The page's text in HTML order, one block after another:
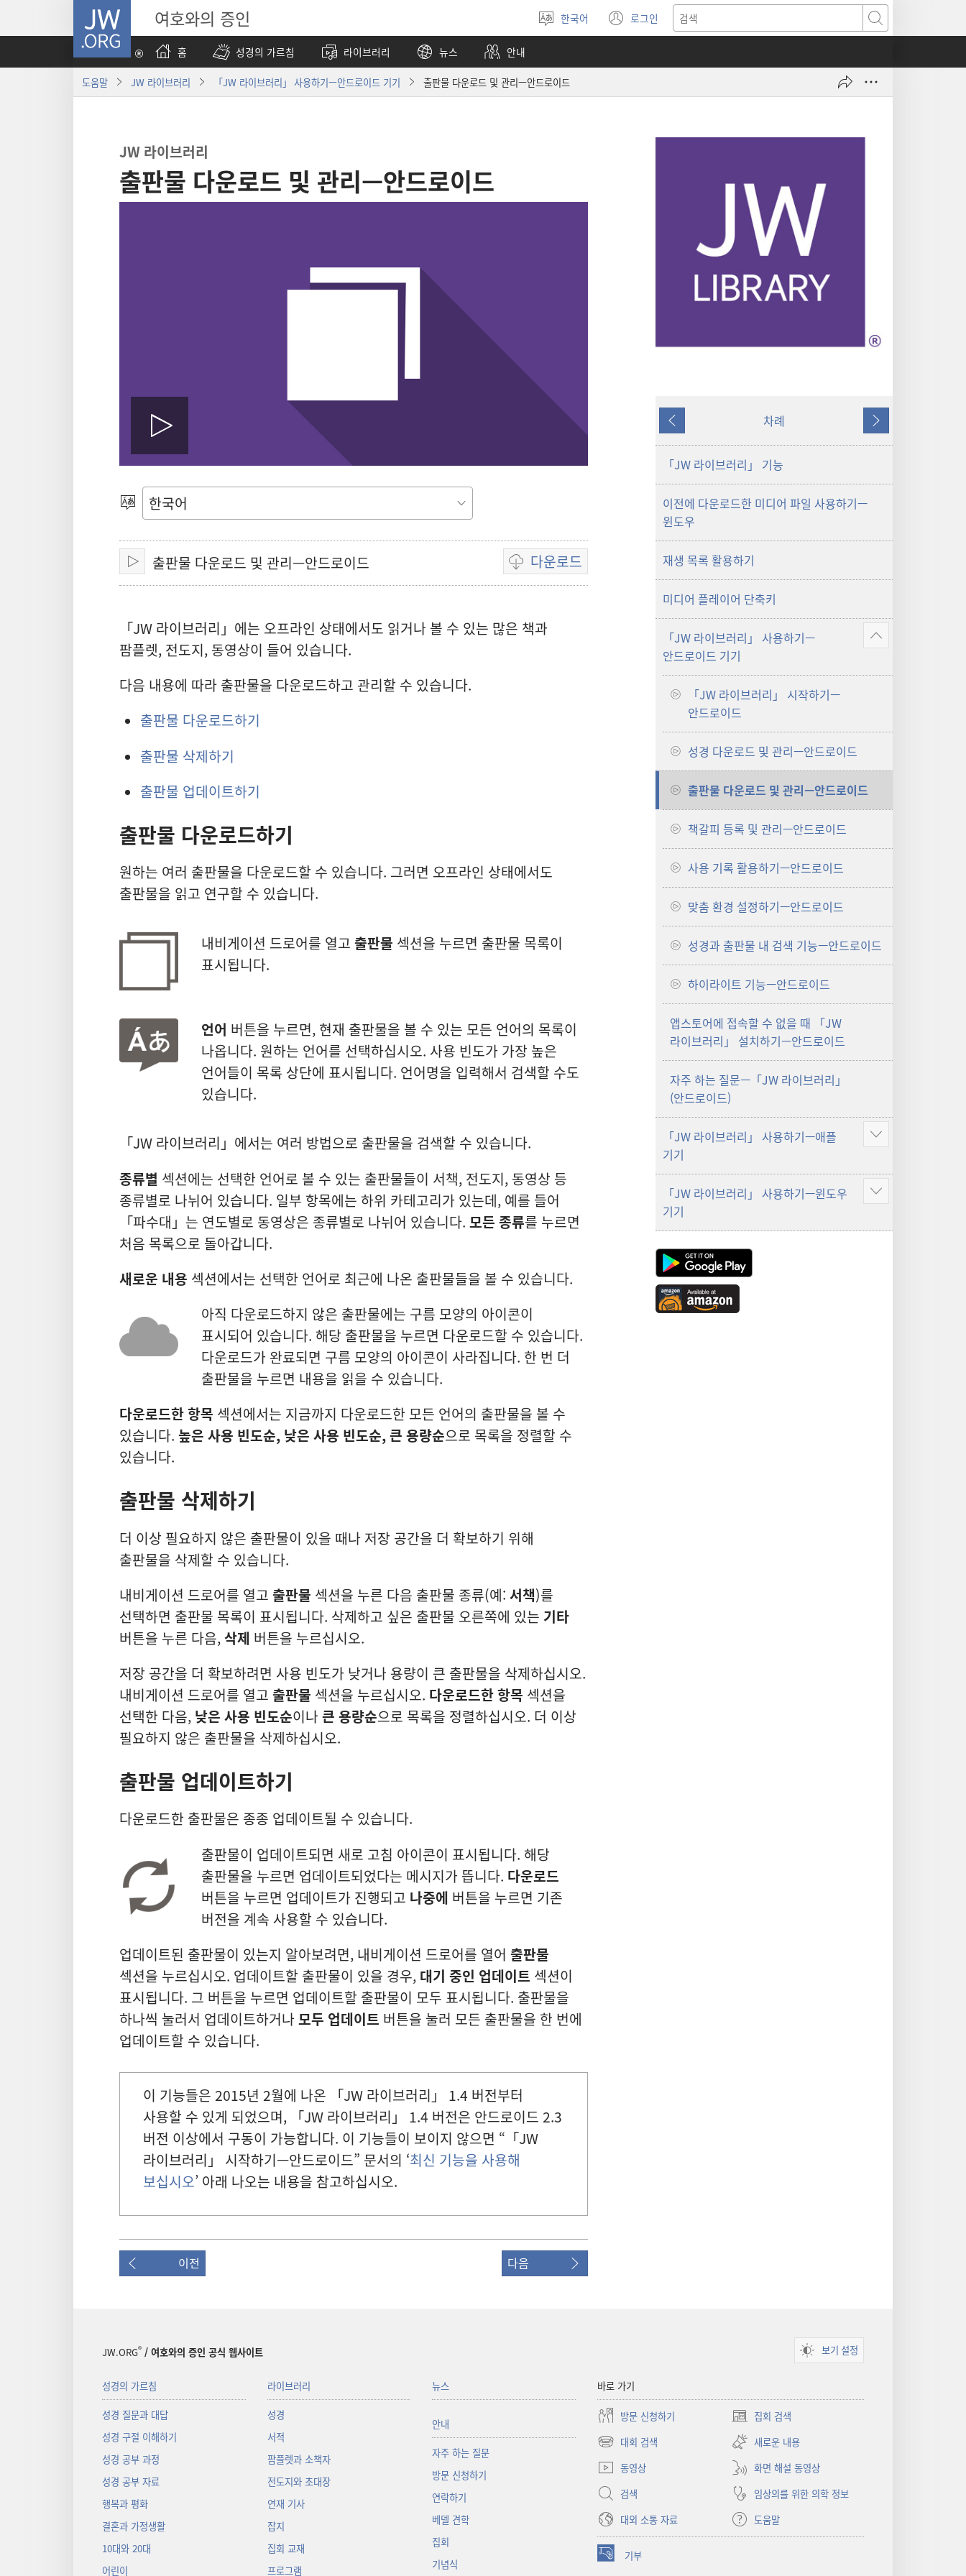
JW.ORG 여호와의 증인
언어
선택
한국어 로그인
(새로운
창
검색
홈
성경의 가르침 라이브러리 뉴스 안내
도움말 JW 라이브러리 「JW 라이브러리」 사용하기—안드로이드 기기 출판물 다운로드 및 관리—안드로이드
JW 라이브러리
출판물 다운로드 및 관리—안드로이드
동
영
상
생
하
기
언어
선택
재생출판물 다운로드 및 관리—안드로이드 다운로드
동영상
「JW 라이브러리」에는 오프라인 상태에서도 읽거나 볼 수 있는 많은 책과
팜플렛, 전도지, 동영상이 들어 있습니다.
다음 내용에 따라 출판물을 다운로드하고 관리할 수 있습니다.
출판물 다운로드하기
출판물 삭제하기
출판물 업데이트하기
출판물 다운로드하기
원하는 여러 출판물을 다운로드할 수 있습니다. 그러면 오프라인 상태에서도
출판물을 읽고 연구할 수 있습니다.
내비게이션 드로어를 열고 출판물 섹션을 누르면 출판물 목록이
표시됩니다.
언어 버튼을 누르면, 현재 출판물을 볼 수 있는 모든 언어의 목록이
나옵니다. 원하는 언어를 선택하십시오. 사용 빈도가 가장 높은
언어들이 목록 상단에 표시됩니다. 언어명을 입력해서 검색할 수도
있습니다.
「JW 라이브러리」에서는 여러 방법으로 출판물을 검색할 수 있습니다.
종류별 섹션에는 선택한 언어로 볼 수 있는 출판물들이 서책, 전도지, 동영상 등
종류별로 나뉘어 있습니다. 일부 항목에는 하위 카테고리가 있는데, 예를 들어
「파수대」는 연도별로 동영상은 종류별로 나뉘어 있습니다. 모든 종류를 누르면
처음 목록으로 돌아갑니다.
새로운 내용 섹션에서는 선택한 언어로 최근에 나온 출판물들을 볼 수 있습니다.
아직 다운로드하지 않은 출판물에는 구름 모양의 아이콘이
표시되어 있습니다. 해당 출판물을 누르면 다운로드할 수 있습니다.
다운로드가 완료되면 구름 모양의 아이콘이 사라집니다. 한 번 더
출판물을 누르면 내용을 읽을 수 있습니다.
다운로드한 항목 섹션에서는 지금까지 다운로드한 모든 언어의 출판물을 볼 수
있습니다. 높은 사용 빈도순, 낮은 사용 빈도순, 큰 용량순으로 목록을 정렬할 수
있습니다.
출판물 삭제하기
더 이상 필요하지 않은 출판물이 있을 때나 저장 공간을 더 확보하기 위해
출판물을 삭제할 수 있습니다.
내비게이션 드로어를 열고 출판물 섹션을 누른 다음 출판물 종류(예: 서책)를
선택하면 출판물 목록이 표시됩니다. 삭제하고 싶은 출판물 오른쪽에 있는 기타
버튼을 누른 다음,삭제 버튼을 누르십시오.
저장 공간을 더 확보하려면 사용 빈도가 낮거나 용량이 큰 출판물을 삭제하십시오.
내비게이션 드로어를 열고 출판물 섹션을 누르십시오. 다운로드한 항목 섹션을
선택한 다음, 낮은 사용 빈도순이나큰 용량순으로 목록을 정렬하십시오. 더 이상
필요하지 않은 출판물을 삭제하십시오.
출판물 업데이트하기
다운로드한 출판물은 종종 업데이트될 수 있습니다.
출판물이 업데이트되면 새로 고침 아이콘이 표시됩니다. 해당
출판물을 누르면 업데이트되었다는 메시지가 뜹니다. 다운로드
버튼을 누르면 업데이트가 진행되고 나중에 버튼을 누르면 기존
버전을 계속 사용할 수 있습니다.
업데이트된 출판물이 있는지 알아보려면, 내비게이션 드로어를 열어 출판물
섹션을 누르십시오. 업데이트할 출판물이 있을 경우, 대기 중인 업데이트 섹션이
표시됩니다. 그 버튼을 누르면 업데이트할 출판물이 모두 표시됩니다. 출판물을
하나씩 눌러서 업데이트하거나모두 업데이트 버튼을 눌러 모든 출판물을 한 번에
업데이트할 수 있습니다.
이 기능들은 2015년 2월에 나온 「JW 라이브러리」 1.4 버전부터
사용할 수 있게 되었으며, 「JW 라이브러리」 1.4 버전은 안드로이드 2.3
버전 이상에서 구동이 가능합니다. 이 기능들이 보이지 않으면 “「JW
라이브러리」 시작하기—안드로이드” 문서의 ‘최신 기능을 사용해
보십시오’ 아래 나오는 내용을 참고하십시오.
이전 다음
이전 차례 다음
「JW 라이브러리」 기능
이전에 다운로드한 미디어 파일 사용하기—
윈도우
재생 목록 활용하기
미디어 플레이어 단축키
「JW 라이브러리」 사용하기—
안드로이드 기기
더
「JW 라이브러리」 시작하기—
안드로이드
성경 다운로드 및 관리—안드로이드
출판물 다운로드 및 관리—안드로이드
책갈피 등록 및 관리—안드로이드
사용 기록 활용하기—안드로이드
맞춤 환경 설정하기—안드로이드
성경과 출판물 내 검색 기능—안드로이드
하이라이트 기능—안드로이드
앱스토어에 접속할 수 없을 때 「JW
라이브러리」 설치하기—안드로이드
자주 하는 질문—「JW 라이브러리」
(안드로이드)
「JW 라이브러리」 사용하기—애플
기기
더
「JW 라이브러리」 사용하기—윈도우
기기
더
Android
App
on
Google
Available
at
JW.ORG® / 여호와의 증인 공식 웹사이트 보기 설정
성경의 가르침
성경 질문과 대답
성경 구절 이해하기
성경 공부 과정
성경 공부 자료
행복과 평화
결혼과 가정생활
10대와 20대
어린이
라이브러리
성경
서적
팜플렛과 소책자
전도지와 초대장
연재 기사
잡지
집회 교재
프로그램
뉴스
안내
자주 하는 질문
방문 신청하기
연락하기
베델 견학
집회
기념식
바로 가기
방문 신청하기 집회 검색
(새로운
창
열기)
대회 검색
(새로운
창
새로운 내용
동영상
화면 해설 동영상
검색
임상의를 위한 의학 정보
대외 소통 자료
도움말
기부
(새로운